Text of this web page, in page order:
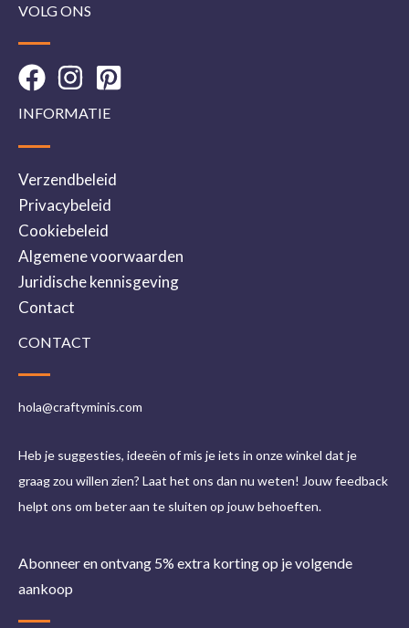
VOLG ONS
INFORMATIE
Verzendbeleid
Privacybeleid
Cookiebeleid
Algemene voorwaarden
Juridische kennisgeving
Contact
CONTACT
hola@craftyminis.com
Heb je suggesties, ideeën of mis je iets in onze winkel dat je
graag zou willen zien? Laat het ons dan nu weten! Jouw feedback
helpt ons om beter aan te sluiten op jouw behoeften.
Abonneer en ontvang 5% extra korting op je volgende
aankoop